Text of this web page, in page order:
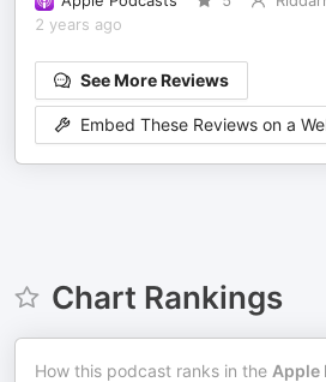
2 years ago
See More Reviews
Embed These Reviews on a
Chart Rankings
How this podcast ranks in the Apple